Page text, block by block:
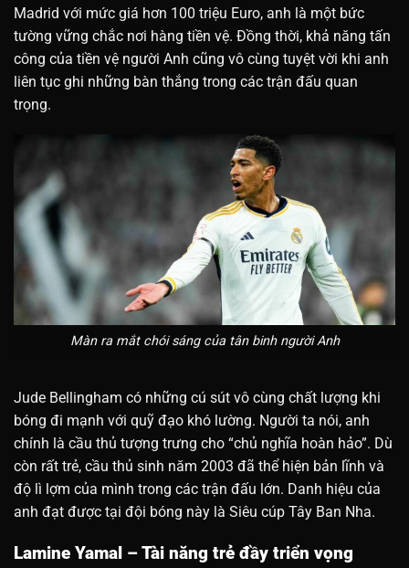
Madrid với mức giá hơn 100 triệu Euro, anh là một bức
tường vững chắc nơi hàng tiền vệ. Đồng thời, khả năng tấn
công của tiền vệ người Anh cũng vô cùng tuyệt vời khi anh
liên tục ghi những bàn thắng trong các trận đấu quan
trọng.
Màn ra mắt chói sáng của tân binh người Anh
Jude Bellingham có những cú sút vô cùng chất lượng khi
bóng đi mạnh với quỹ đạo khó lường. Người ta nói, anh
chính là cầu thủ tượng trưng cho “chủ nghĩa hoàn hảo”. Dù
còn rất trẻ, cầu thủ sinh năm 2003 đã thể hiện bản lĩnh và
độ lì lợm của mình trong các trận đấu lớn. Danh hiệu của
anh đạt được tại đội bóng này là Siêu cúp Tây Ban Nha.
Lamine Yamal – Tài năng trẻ đầy triển vọng